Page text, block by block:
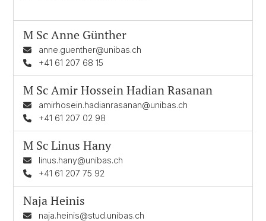
M ScAnne Günther
anne.guenther@unibas.ch
+41 61 207 68 15
M ScAmir Hossein Hadian Rasanan
amirhosein.hadianrasanan@unibas.ch
+41 61 207 02 98
M ScLinus Hany
linus.hany@unibas.ch
+41 61 207 75 92
Naja Heinis
naja.heinis@stud.unibas.ch